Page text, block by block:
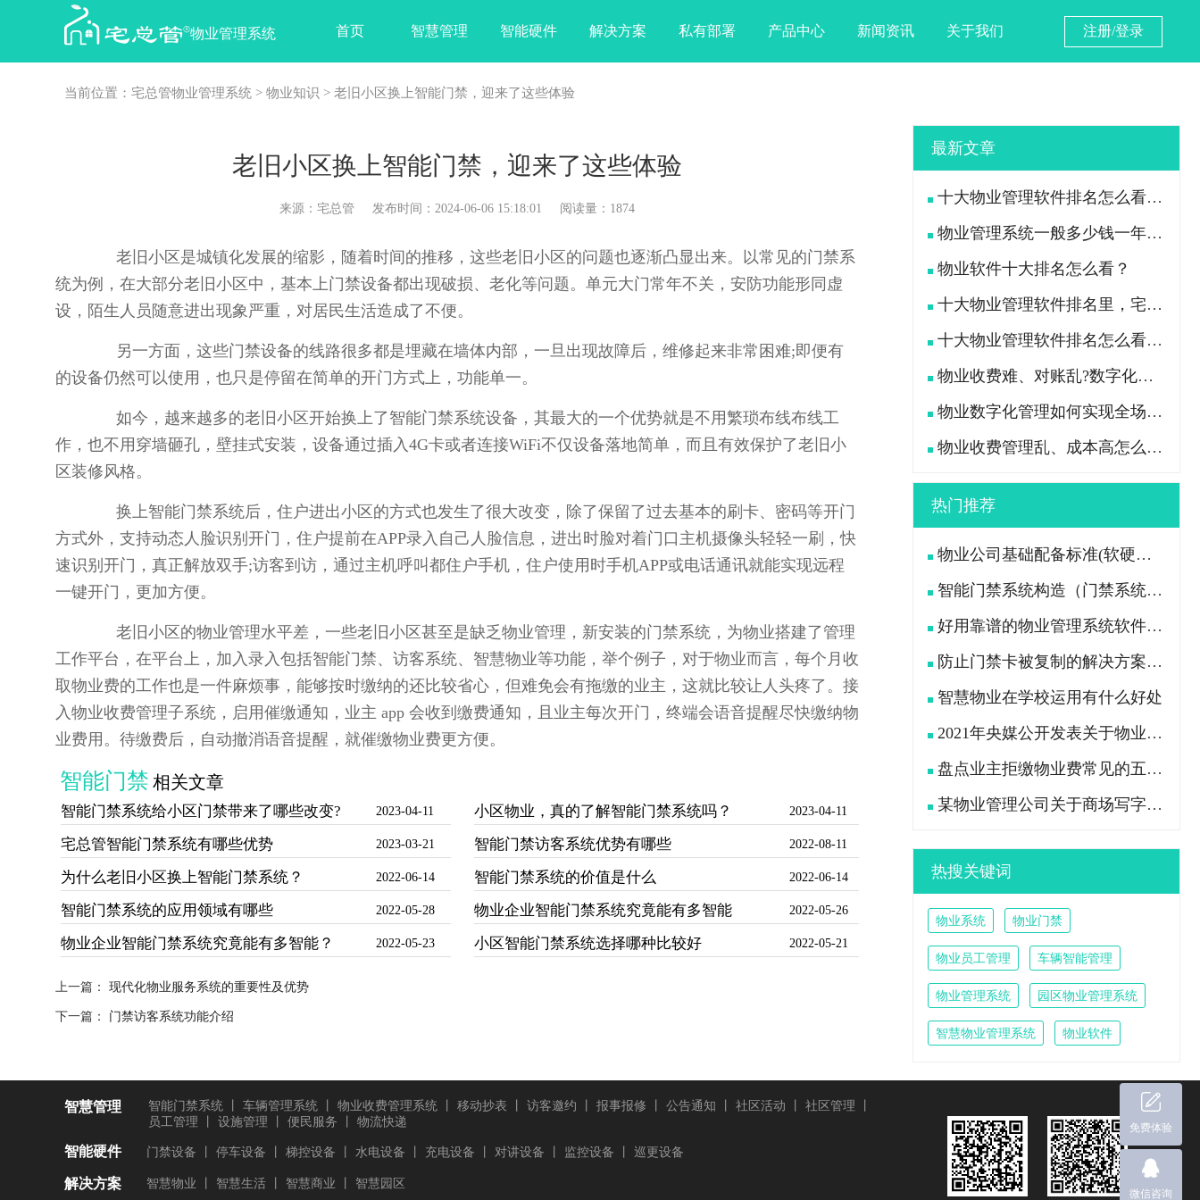
物业管理系统 首页 智慧管理 智能硬件 解决方案 私有部署 产品中心 新闻资讯 关于我们 注册/登录
免费体验
微信咨询
当前位置： 宅总管物业管理系统 > 物业知识 > 老旧小区换上智能门禁，迎来了这些体验
老旧小区换上智能门禁，迎来了这些体验
来源：宅总管 发布时间：2024-06-06 15:18:01 阅读量：1874
老旧小区是城镇化发展的缩影，随着时间的推移，这些老旧小区的问题也逐渐凸显出来。以常见的门禁系
统为例，在大部分老旧小区中，基本上门禁设备都出现破损、老化等问题。单元大门常年不关，安防功能形同虚
设，陌生人员随意进出现象严重，对居民生活造成了不便。
另一方面，这些门禁设备的线路很多都是埋藏在墙体内部，一旦出现故障后，维修起来非常困难;即便有
的设备仍然可以使用，也只是停留在简单的开门方式上，功能单一。
如今，越来越多的老旧小区开始换上了智能门禁系统设备，其最大的一个优势就是不用繁琐布线布线工
作，也不用穿墙砸孔，壁挂式安装，设备通过插入4G卡或者连接WiFi不仅设备落地简单，而且有效保护了老旧小
区装修风格。
换上智能门禁系统后，住户进出小区的方式也发生了很大改变，除了保留了过去基本的刷卡、密码等开门
方式外，支持动态人脸识别开门，住户提前在APP录入自己人脸信息，进出时脸对着门口主机摄像头轻轻一刷，快
速识别开门，真正解放双手;访客到访，通过主机呼叫都住户手机，住户使用时手机APP或电话通讯就能实现远程
一键开门，更加方便。
老旧小区的物业管理水平差，一些老旧小区甚至是缺乏物业管理，新安装的门禁系统，为物业搭建了管理
工作平台，在平台上，加入录入包括智能门禁、访客系统、智慧物业等功能，举个例子，对于物业而言，每个月收
取物业费的工作也是一件麻烦事，能够按时缴纳的还比较省心，但难免会有拖缴的业主，这就比较让人头疼了。接
入物业收费管理子系统，启用催缴通知，业主 app 会收到缴费通知，且业主每次开门，终端会语音提醒尽快缴纳物
业费用。待缴费后，自动撤消语音提醒，就催缴物业费更方便。
智能门禁 相关文章
智能门禁系统给小区门禁带来了哪些改变? 2023-04-11 小区物业，真的了解智能门禁系统吗？ 2023-04-11
宅总管智能门禁系统有哪些优势 2023-03-21 智能门禁访客系统优势有哪些 2022-08-11
为什么老旧小区换上智能门禁系统？ 2022-06-14 智能门禁系统的价值是什么 2022-06-14
智能门禁系统的应用领域有哪些 2022-05-28 物业企业智能门禁系统究竟能有多智能 2022-05-26
物业企业智能门禁系统究竟能有多智能？ 2022-05-23 小区智能门禁系统选择哪种比较好 2022-05-21
上一篇： 现代化物业服务系统的重要性及优势
下一篇： 门禁访客系统功能介绍
最新文章
十大物业管理软件排名怎么看？宅总管靠什么在榜上站住脚？
物业管理系统一般多少钱一年？宅总管一年费用多少？
物业软件十大排名怎么看？
十大物业管理软件排名里，宅总管凭什么被300多家物业公司选择？
十大物业管理软件排名怎么看？宅总管凭什么能进榜？
物业收费难、对账乱?数字化手段如何落地解决
物业数字化管理如何实现全场景高效管控？
物业收费管理乱、成本高怎么办？
热门推荐
物业公司基础配备标准(软硬件设施配备及各岗位员工配置)
智能门禁系统构造（门禁系统由哪些设备组成）
好用靠谱的物业管理系统软件推荐
防止门禁卡被复制的解决方案升级宅总管智能门禁系统
智慧物业在学校运用有什么好处
2021年央媒公开发表关于物业新规的问题
盘点业主拒缴物业费常见的五大原因
某物业管理公司关于商场写字楼大堂卫生工作流程标准
热搜关键词
物业系统 物业门禁
物业员工管理 车辆智能管理
物业管理系统 园区物业管理系统
智慧物业管理系统 物业软件
智慧管理 智能门禁系统 车辆管理系统 物业收费管理系统 移动抄表 访客邀约 报事报修 公告通知 社区活动 社区管理
员工管理
设施管理 便民服务 物流快递
智能硬件 门禁设备 停车设备 梯控设备 水电设备 充电设备 对讲设备 监控设备 巡更设备
解决方案 智慧物业 智慧生活 智慧商业 智慧园区